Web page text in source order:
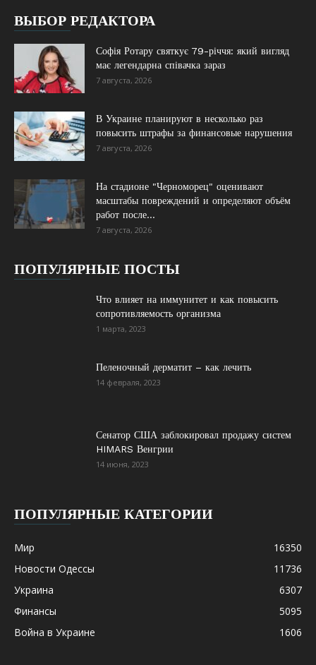
ВЫБОР РЕДАКТОРА
Софія Ротару святкує 79-річчя: який вигляд
має легендарна співачка зараз
7 августа, 2026
В Украине планируют в несколько раз
повысить штрафы за финансовые нарушения
7 августа, 2026
На стадионе "Черноморец" оценивают
масштабы повреждений и определяют объём
работ после...
7 августа, 2026
ПОПУЛЯРНЫЕ ПОСТЫ
Что влияет на иммунитет и как повысить
сопротивляемость организма
1 марта, 2023
Пеленочный дерматит – как лечить
14 февраля, 2023
Сенатор США заблокировал продажу систем
HIMARS Венгрии
14 июня, 2023
ПОПУЛЯРНЫЕ КАТЕГОРИИ
Мир
16350
Новости Одессы
11736
Украина
6307
Финансы
5095
Война в Украине
1606